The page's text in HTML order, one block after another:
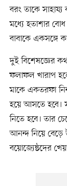
বরং তাকে সাহায্য
মধ্যে হতাশার
বাবাকে একসঙ্গে
দুই বিশেষজ্ঞের
ফলাফল খারাপ
মাকে একতরফা
হয়ে আসতে হবে।
নিতে হবে। তার
আনন্দ নিয়ে বেড়ে
বয়োজ্যেষ্ঠদের